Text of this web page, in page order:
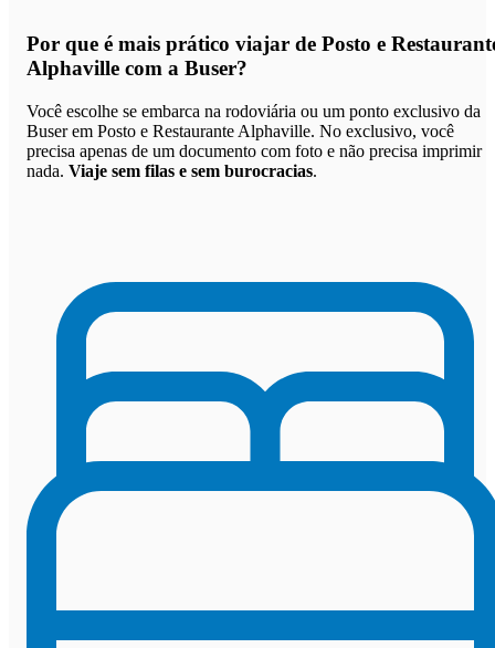
Por que é mais prático viajar de Posto e
Alphaville com a Buser?
Você escolhe se embarca na rodoviária ou um ponto exclusivo da
Buser em Posto e Restaurante Alphaville. No exclusivo, você
precisa apenas de um documento com foto e não precisa imprimir
nada. Viaje sem filas e sem burocracias.